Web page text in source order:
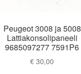
Peugeot 3008 ja 5008
Lattiakonsolipaneeli
9685097277 7591P6
€ 30,00